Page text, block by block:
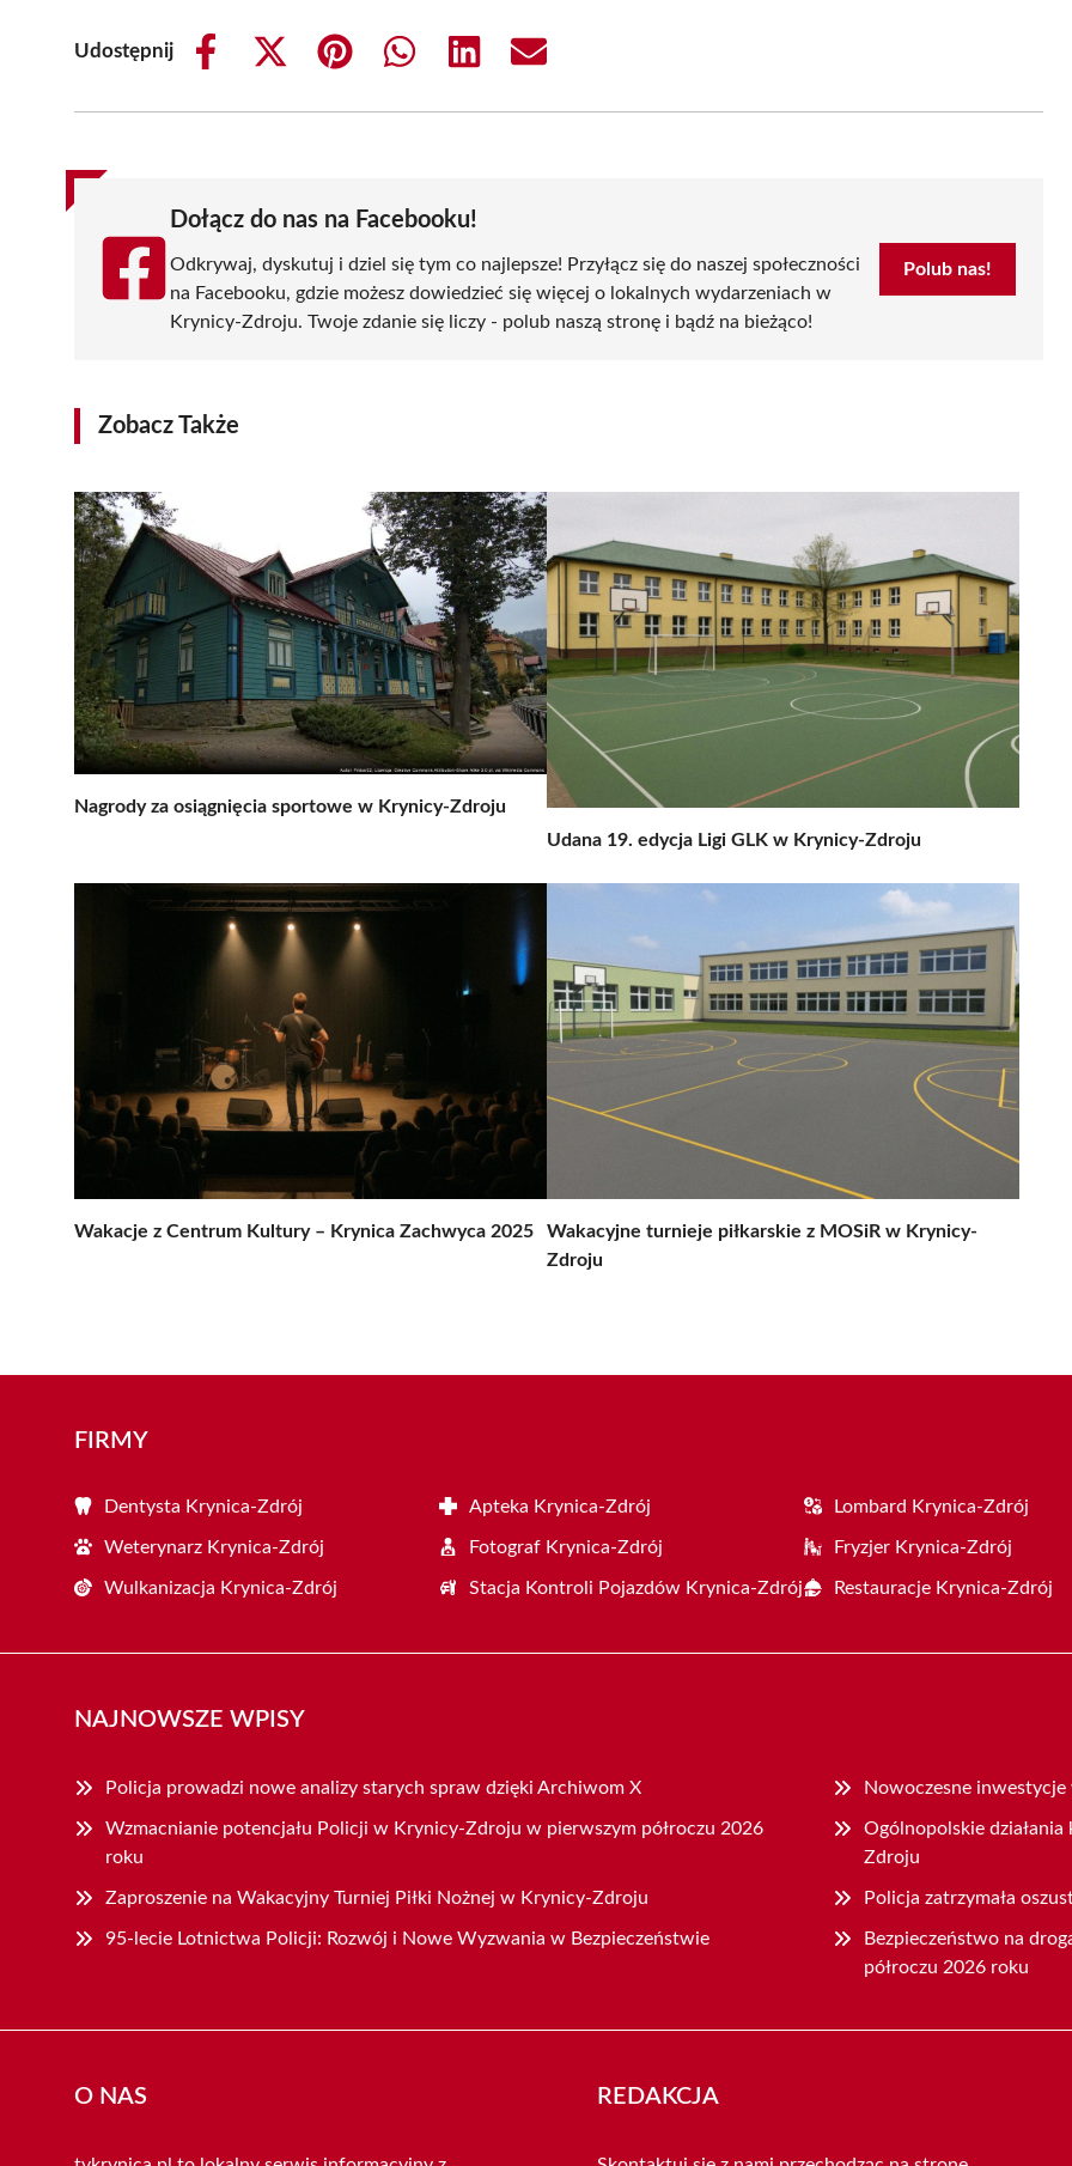
Udostępnij
Share
Share
(Twitter)
Share
Share
Share
Share
Dołącz do nas na Facebooku!
Odkrywaj, dyskutuj i dziel się tym co najlepsze! Przyłącz się do naszej społeczności
na Facebooku, gdzie możesz dowiedzieć się więcej o lokalnych wydarzeniach w
Krynicy-Zdroju. Twoje zdanie się liczy - polub naszą stronę i bądź na bieżąco!
Polub nas!
Zobacz Także
Nagrody za osiągnięcia sportowe w Krynicy-Zdroju
Udana 19. edycja Ligi GLK w Krynicy-Zdroju
Wakacje z Centrum Kultury – Krynica Zachwyca 2025
Wakacyjne turnieje piłkarskie z MOSiR w Krynicy-
Zdroju
FIRMY
Dentysta Krynica-Zdrój Apteka Krynica-Zdrój Lombard Krynica-Zdrój
Weterynarz Krynica-Zdrój Fotograf Krynica-Zdrój Fryzjer Krynica-Zdrój
Wulkanizacja Krynica-Zdrój Stacja Kontroli Pojazdów Krynica-Zdrój Restauracje Krynica-Zdrój
NAJNOWSZE WPISY
Policja prowadzi nowe analizy starych spraw dzięki Archiwom X Nowoczesne
Wzmacnianie potencjału Policji w Krynicy-Zdroju w pierwszym półroczu 2026
roku
Ogólnopolskie
Zdroju
Zaproszenie na Wakacyjny Turniej Piłki Nożnej w Krynicy-Zdroju Policja zatrzymała
95-lecie Lotnictwa Policji: Rozwój i Nowe Wyzwania w Bezpieczeństwie
Bezpieczeństwo na
półroczu 2026 roku
O NAS REDAKCJA